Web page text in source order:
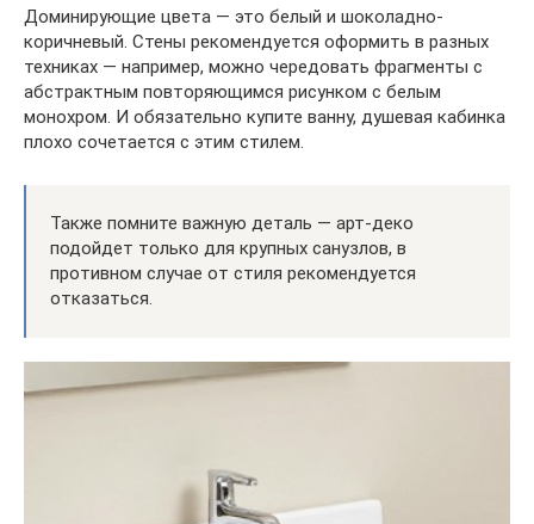
Доминирующие цвета — это белый и шоколадно-
коричневый. Стены рекомендуется оформить в разных
техниках — например, можно чередовать фрагменты с
абстрактным повторяющимся рисунком с белым
монохром. И обязательно купите ванну, душевая кабинка
плохо сочетается с этим стилем.
Также помните важную деталь — арт-деко
подойдет только для крупных санузлов, в
противном случае от стиля рекомендуется
отказаться.